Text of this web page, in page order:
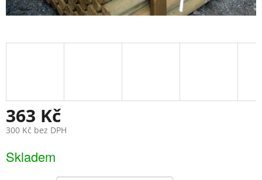
363 Kč
300 Kč bez DPH
cena:
Skladem